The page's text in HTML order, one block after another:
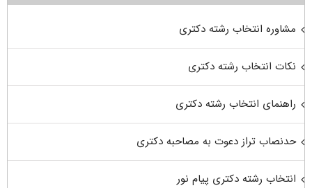
مشاوره انتخاب رشته دکتری
نکات انتخاب رشته دکتری
راهنمای انتخاب رشته دکتری
حدنصاب تراز دعوت به مصاحبه دکتری
انتخاب رشته دکتری پیام نور